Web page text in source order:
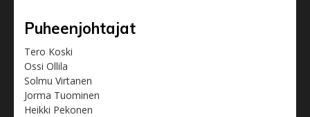
Puheenjohtajat
Tero Koski
Ossi Ollila
Solmu Virtanen
Jorma Tuominen
Heikki Pekonen